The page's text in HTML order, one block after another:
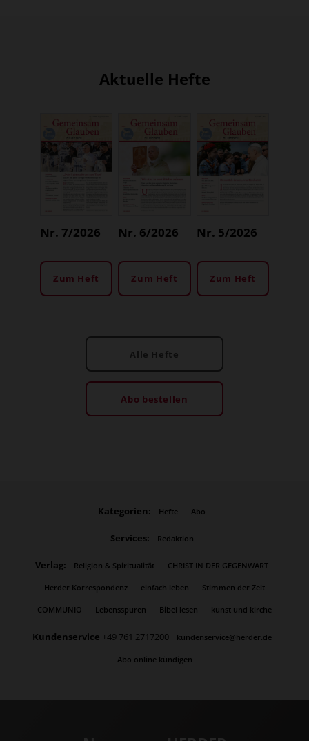
Aktuelle Hefte
Nr. 7/2026
Zum Heft
Nr. 6/2026
Zum Heft
Nr. 5/2026
Zum Heft
Alle Hefte
Abo bestellen
Kategorien: Hefte Abo
Services: Redaktion
Verlag: Religion & Spiritualität CHRIST IN DER GEGENWART
Herder Korrespondenz einfach leben Stimmen der Zeit
COMMUNIO Lebensspuren Bibel lesen kunst und kirche
Kundenservice +49 761 2717200 kundenservice@herder.de
Abo online kündigen